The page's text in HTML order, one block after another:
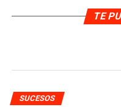
TE
SUCESOS